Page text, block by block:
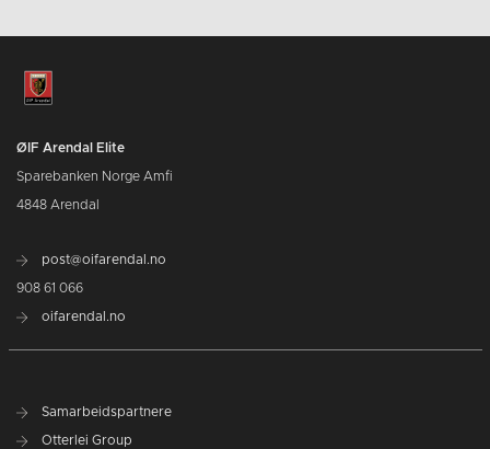
ØIF Arendal Elite
Sparebanken Norge Amfi
4848 Arendal
post@oifarendal.no
908 61 066
oifarendal.no
Samarbeidspartnere
Otterlei Group